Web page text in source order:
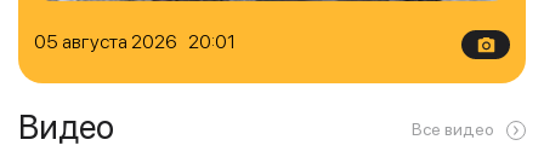
05 августа 2026 20:01
Видео Все видео